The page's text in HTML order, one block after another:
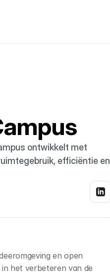
ontwikkelt met
efficiëntie en
en open
het verbeteren van de